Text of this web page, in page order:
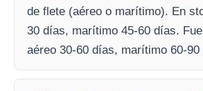
de flete (aéreo o marítimo). En
30 días, marítimo 45-60 días.
aéreo 30-60 días, marítimo 60-90